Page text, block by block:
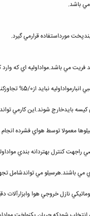
مي باشد.
مورداستفاده قرارمي گيرد.
فريت مي باشد.مواداوليه اي كه
0% تجاوزكند.موادفله اي نياز
بايدخارج شوند.اين كارمي
معمولا توسط هواي فشرده
راجهت كنترل بهتردانه بندي
مي باشند.هرسيلو مي تواندشامل